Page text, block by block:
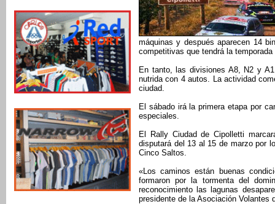
máquinas y después aparecen 14
competitivas que tendrá la temporada
En tanto, las divisiones A8, N2 y
nutrida con 4 autos. La actividad
ciudad.
El sábado irá la primera etapa por
especiales.
El Rally Ciudad de Cipolletti
disputará del 13 al 15 de marzo por
Cinco Saltos.
«Los caminos están buenas
formaron por la tormenta del
reconocimiento las lagunas
presidente de la Asociación Volantes